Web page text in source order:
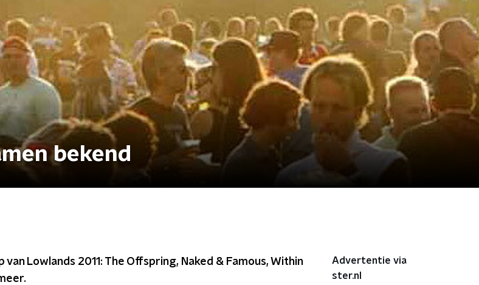
bekend
Lowlands 2011: The Offspring, Naked & Famous, Within
Advertentie via
ster.nl